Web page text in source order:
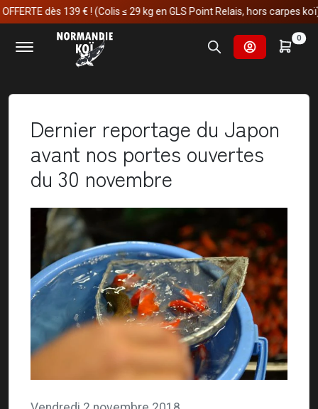
€ ! (Colis ≤ 29 kg en GLS Point Relais, hors carpes koï)
0
Accueil
Actualités
Dernier reportage du Japon avant nos portes ouvertes du 30
Dernier reportage du Japon
avant nos portes ouvertes
du 30 novembre